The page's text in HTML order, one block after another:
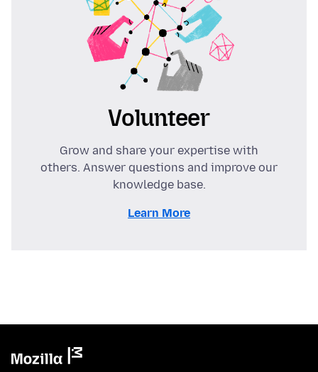
Volunteer
Grow and share your expertise with
others. Answer questions and improve our
knowledge base.
Learn More